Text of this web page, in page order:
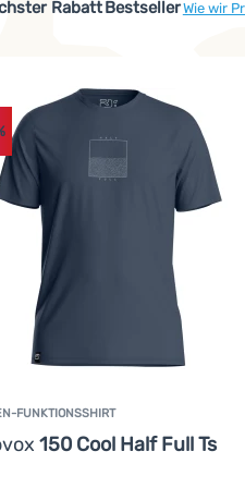
RabattBestsellerWie wir
werden oder sind so
FUNKTIONSSHIRT
150 Cool Half Full Ts